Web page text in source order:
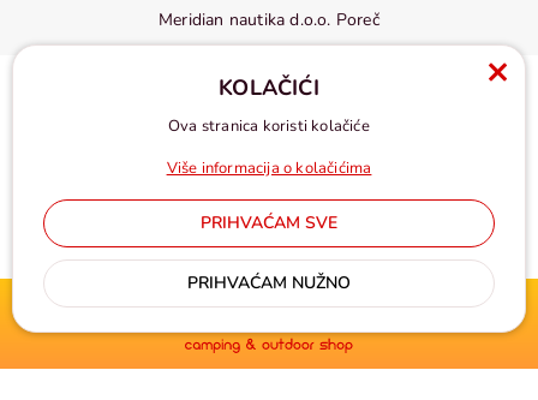
Meridian nautika d.o.o. Poreč
Cijene u eurima, pdv uključen
KOLAČIĆI
Ova stranica koristi kolačiće
Više informacija o kolačićima
PRIHVAĆAM SVE
PRIHVAĆAM NUŽNO